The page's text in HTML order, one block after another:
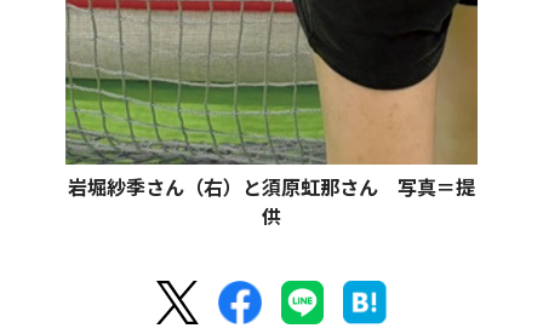
岩堀紗季さん（右）と須原虹那さん 写真＝提
供